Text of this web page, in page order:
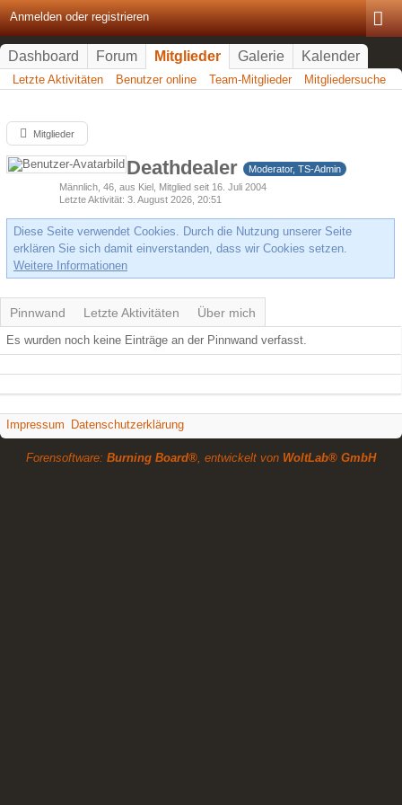
Anmelden oder registrieren
Dashboard Forum Mitglieder Galerie Kalender
Letzte Aktivitäten Benutzer online Team-Mitglieder Mitgliedersuche
Mitglieder
Deathdealer
Moderator, TS-Admin
Männlich 46 aus Kiel Mitglied seit 16. Juli 2004
Letzte Aktivität 3. August 2026, 20:51
Diese Seite verwendet Cookies. Durch die Nutzung unserer Seite
erklären Sie sich damit einverstanden, dass wir Cookies setzen.
Weitere Informationen
Pinnwand Letzte Aktivitäten Über mich
Es wurden noch keine Einträge an der Pinnwand verfasst.
Impressum Datenschutzerklärung
Forensoftware: Burning Board®, entwickelt von WoltLab® GmbH